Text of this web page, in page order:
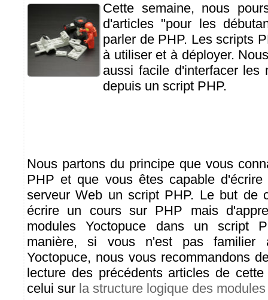
Cette semaine, nous
d'articles "pour les
parler de PHP. Les scripts
à utiliser et à déployer.
aussi facile d'interfacer les
depuis un script PHP.
Nous partons du principe que vous
PHP et que vous êtes capable
serveur Web un script PHP. Le but de
écrire un cours sur PHP mais
modules Yoctopuce dans un script
manière, si vous n'est pas familier
Yoctopuce, nous vous recommandons
lecture des précédents articles de
celui sur la structure logique des